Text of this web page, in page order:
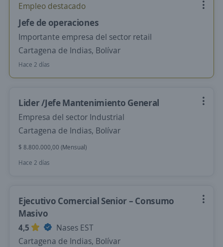
Empleo destacado
Jefe de operaciones
Importante empresa del sector retail
Cartagena de Indias, Bolívar
Hace 2 días
Lider /Jefe Mantenimiento General
Empresa del sector Industrial
Cartagena de Indias, Bolívar
$ 8.800.000,00 (Mensual)
Hace 2 días
Ejecutivo Comercial Senior – Consumo
Masivo
4,5
Nases EST
Cartagena de Indias, Bolívar